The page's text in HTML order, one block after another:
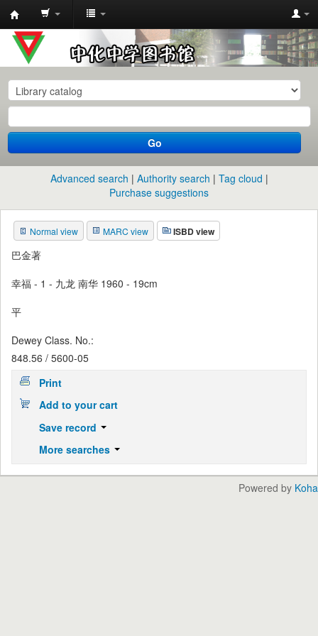
中
化
中
学
图
书
馆
目
录
Go
Advanced search Authority search
Tag cloud
Purchase suggestions
Normal view MARC view ISBD view
巴金著
幸福 - 1 - 九龙 南华 1960 - 19cm
平
Dewey Class. No.:
848.56 / 5600-05
Print
Add to your cart
Save record
More searches
Powered by Koha